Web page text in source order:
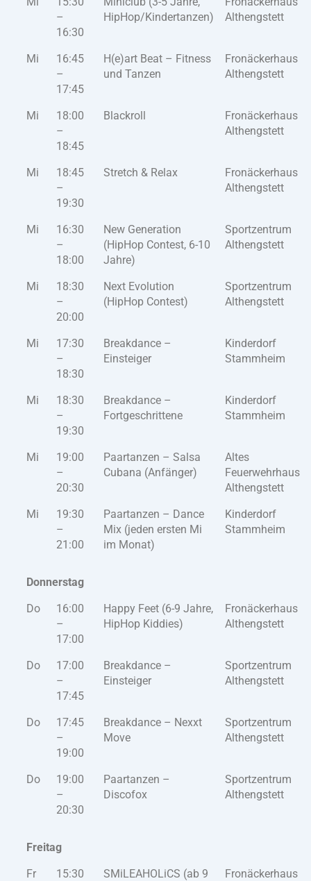
–
16:30
HipHop/Kindertanzen)
Althengstett
Mi
16:45
–
17:45
H(e)art Beat – Fitness
und Tanzen
Fronäckerhaus
Althengstett
Mi
18:00
–
18:45
Blackroll
Fronäckerhaus
Althengstett
Mi
18:45
–
19:30
Stretch & Relax
Fronäckerhaus
Althengstett
Mi
16:30
–
18:00
New Generation
(HipHop Contest, 6-10
Jahre)
Sportzentrum
Althengstett
Mi
18:30
–
20:00
Next Evolution
(HipHop Contest)
Sportzentrum
Althengstett
Mi
17:30
–
18:30
Breakdance –
Einsteiger
Kinderdorf
Stammheim
Mi
18:30
–
19:30
Breakdance –
Fortgeschrittene
Kinderdorf
Stammheim
Mi
19:00
–
20:30
Paartanzen – Salsa
Cubana (Anfänger)
Altes
Feuerwehrhaus
Althengstett
Mi
19:30
–
21:00
Paartanzen – Dance
Mix (jeden ersten Mi
im Monat)
Kinderdorf
Stammheim
Donnerstag
Do
16:00
–
17:00
Happy Feet (6-9 Jahre,
HipHop Kiddies)
Fronäckerhaus
Althengstett
Do
17:00
–
17:45
Breakdance –
Einsteiger
Sportzentrum
Althengstett
Do
17:45
–
19:00
Breakdance – Nexxt
Move
Sportzentrum
Althengstett
Do
19:00
–
20:30
Paartanzen –
Discofox
Sportzentrum
Althengstett
Freitag
Fr
15:30
SMiLEAHOLiCS (ab 9
Fronäckerhaus